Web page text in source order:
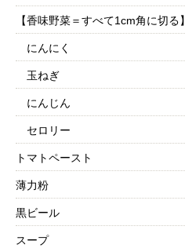
【香味野菜＝すべて1cm角に切る】
にんにく
玉ねぎ
にんじん
セロリー
トマトペースト
薄力粉
黒ビール
スープ